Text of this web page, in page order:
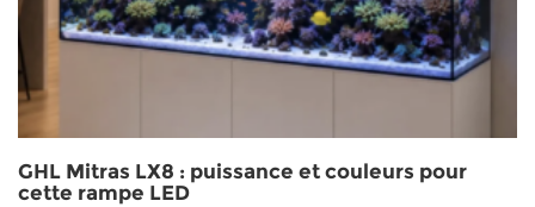
GHL Mitras LX8 : puissance et couleurs pour
cette rampe LED